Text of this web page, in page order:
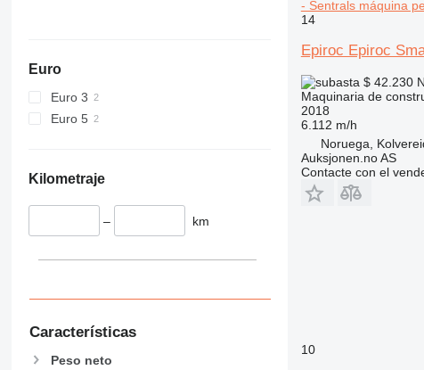
434
444
906
907
926
Euro
Euro 3
Euro 5
Kilometraje
– km
Características
Peso neto
- Sentrals máquina
14
Epiroc Epiroc
$ 42.230
Maquinaria de
2018
6.112 m/h
Noruega,
Auksjonen.no AS
Contacte con el
10